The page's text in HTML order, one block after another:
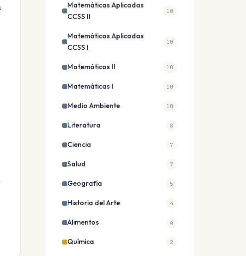
Matemáticas Aplicadas
CCSS II
10
Matemáticas Aplicadas
CCSS I
10
Matemáticas II 10
Matemáticas I 10
Medio Ambiente 10
Literatura 8
Ciencia 7
Salud 7
Geografía 5
Historia del Arte 4
Alimentos 4
Química 2